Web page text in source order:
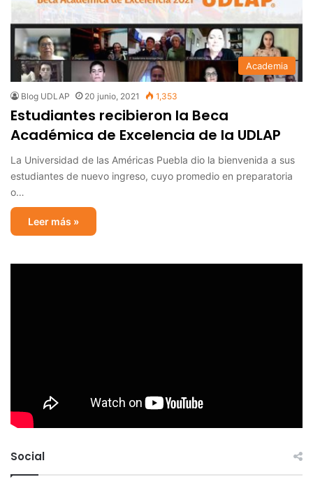
Academia
Blog UDLAP 20 junio, 2021 1,353
Estudiantes recibieron la Beca
Académica de Excelencia de la UDLAP
La Universidad de las Américas Puebla dio la bienvenida a sus
estudiantes de nuevo ingreso, cuyo promedio en preparatoria
o…
Leer más »
Social